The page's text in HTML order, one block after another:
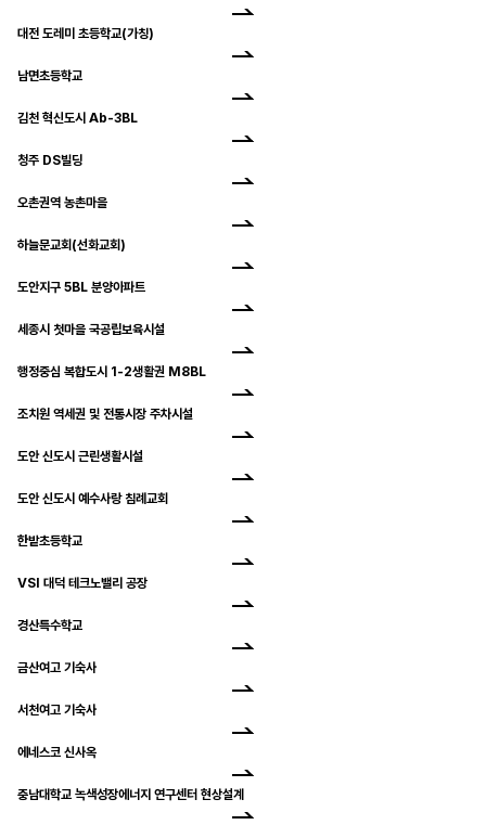
대전 도레미 초등학교(가칭)
남면초등학교
김천 혁신도시 Ab-3BL
청주 DS빌딩
오촌권역 농촌마을
하늘문교회(선화교회)
도안지구 5BL 분양아파트
세종시 첫마을 국공립보육시설
행정중심 복합도시 1-2생활권 M8BL
조치원 역세권 및 전통시장 주차시설
도안 신도시 근린생활시설
도안 신도시 예수사랑 침례교회
한밭초등학교
VSI 대덕 테크노밸리 공장
경산특수학교
금산여고 기숙사
서천여고 기숙사
에네스코 신사옥
충남대학교 녹색성장에너지 연구센터 현상설계